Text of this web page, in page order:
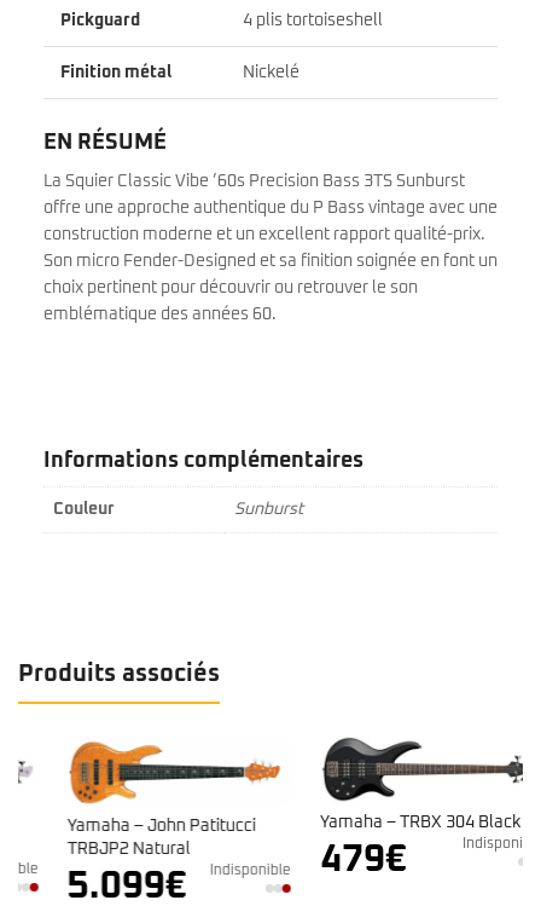
Pickguard 4 plis tortoiseshell
Finition métal Nickelé
EN RÉSUMÉ
La Squier Classic Vibe ’60s Precision Bass 3TS Sunburst
offre une approche authentique du P Bass vintage avec une
construction moderne et un excellent rapport qualité-prix.
Son micro Fender-Designed et sa finition soignée en font un
choix pertinent pour découvrir ou retrouver le son
emblématique des années 60.
Informations complémentaires
Couleur Sunburst
Produits associés
Yamaha – John Patitucci
TRBJP2 Natural
5.099€ Indisponible
Yamaha – TRBX 304 Black
479€ Indisponible